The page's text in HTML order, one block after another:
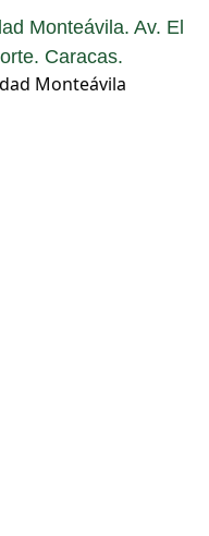
Monteávila. Av. El
Caracas.
Monteávila